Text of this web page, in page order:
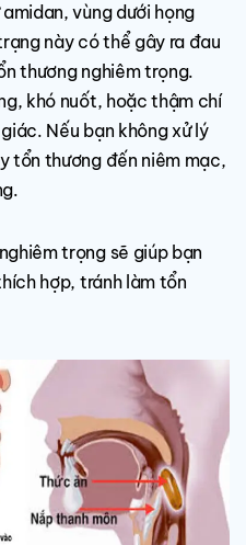
vùng dưới họng
này có thể gây ra đau
thương nghiêm trọng.
khó nuốt, hoặc thậm chí
Nếu bạn không xử lý
tổn thương đến niêm mạc,
trọng sẽ giúp bạn
hợp, tránh làm tổn